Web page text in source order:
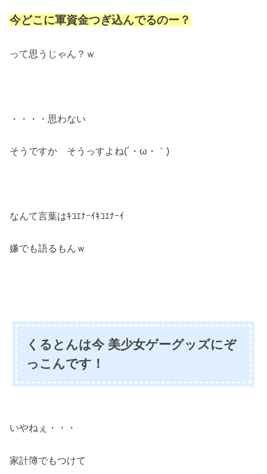
今どこに軍資金つぎ込んでるのー？
って思うじゃん？ｗ
・・・・思わない
そうですか そうっすよね(´・ω・｀)
なんて言葉はｷｺｴﾅｰｲｷｺｴﾅｰｲ
嫌でも語るもんｗ
くるとんは今 美少女ゲーグッズにぞ
っこんです！
いやねぇ・・・
家計簿でもつけて